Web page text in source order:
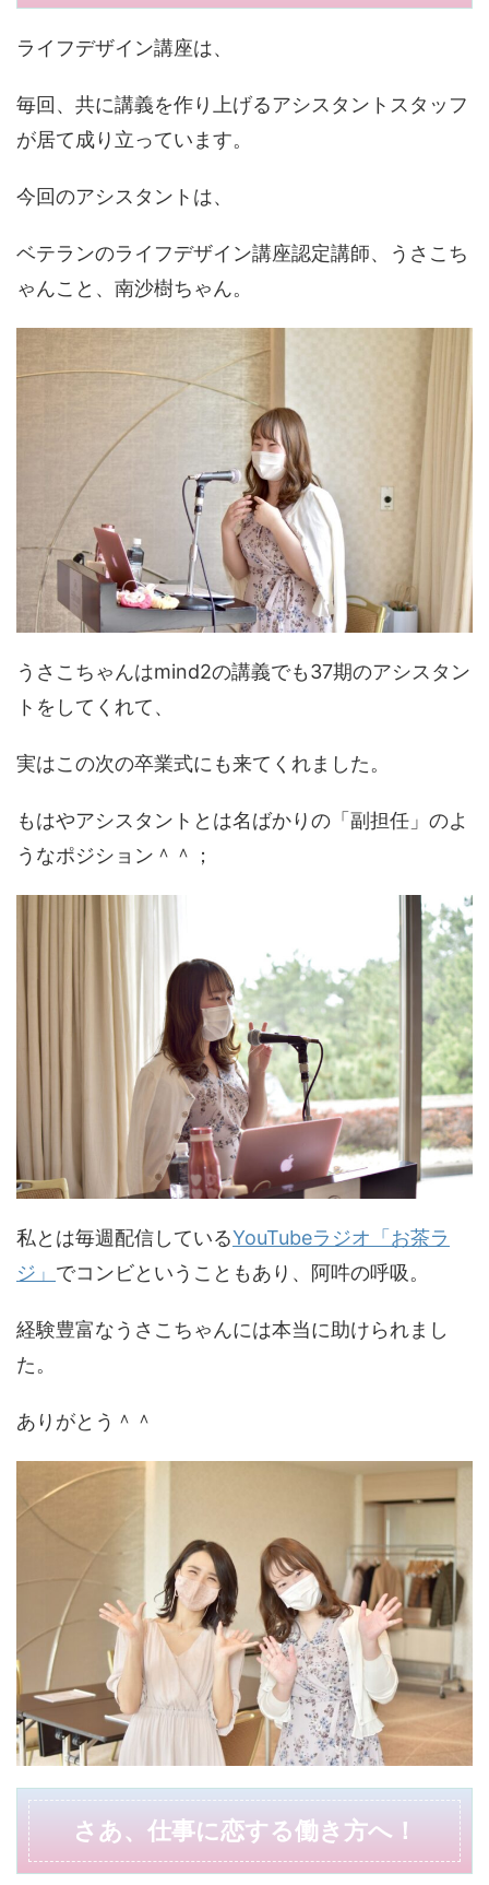
ライフデザイン講座は、
毎回、共に講義を作り上げるアシスタントスタッフ
が居て成り立っています。
今回のアシスタントは、
ベテランのライフデザイン講座認定講師、うさこち
ゃんこと、南沙樹ちゃん。
うさこちゃんはmind2の講義でも37期のアシスタン
トをしてくれて、
実はこの次の卒業式にも来てくれました。
もはやアシスタントとは名ばかりの「副担任」のよ
うなポジション＾＾；
私とは毎週配信しているYouTubeラジオ「お茶ラ
ジ」 でコンビということもあり、阿吽の呼吸。
経験豊富なうさこちゃんには本当に助けられまし
た。
ありがとう＾＾
さあ、仕事に恋する働き方へ！